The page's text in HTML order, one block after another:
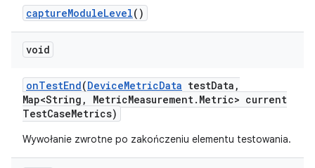
captureModuleLevel()
void
onTestEnd(DeviceMetricData testData ,
Map<String , MetricMeasurement. Metric> current
TestCaseMetrics)
Wywołanie zwrotne po zakończeniu elementu testowania.